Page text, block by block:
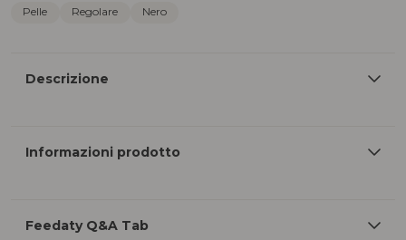
Pelle Regolare Nero
Descrizione
Informazioni prodotto
Feedaty Q&A Tab